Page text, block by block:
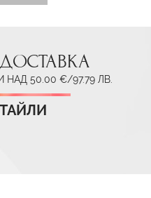
НАД 50.00 €/97.79 ЛВ.